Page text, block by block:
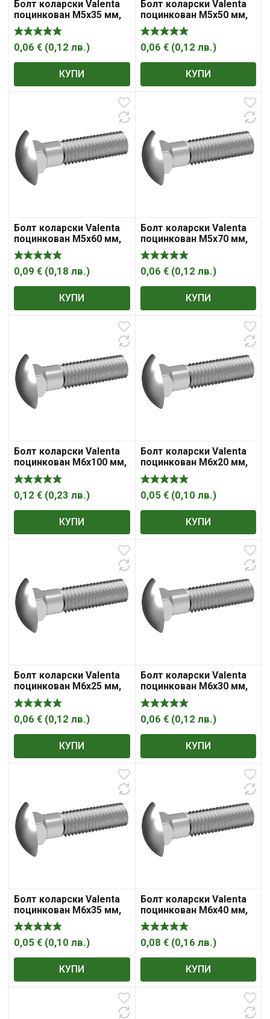
Болт коларски Valenta
поцинкован M5x35 мм,
4.8, 0.8 мм, DIN 603
0,06 € (0,12 лв.)
КУПИ
Болт коларски Valenta
поцинкован M5x50 мм,
4.8, 0.8 мм, DIN 603
0,06 € (0,12 лв.)
КУПИ
Болт коларски Valenta
поцинкован M5x60 мм,
4.8, 0.8 мм, DIN 603
0,09 € (0,18 лв.)
КУПИ
Болт коларски Valenta
поцинкован M5x70 мм,
4.8, 0.8 мм, DIN 603
0,06 € (0,12 лв.)
КУПИ
Болт коларски Valenta
поцинкован M6x100 мм,
4.8, 1 мм, DIN 603
0,12 € (0,23 лв.)
КУПИ
Болт коларски Valenta
поцинкован M6x20 мм,
4.8, 1 мм, DIN 603
0,05 € (0,10 лв.)
КУПИ
Болт коларски Valenta
поцинкован M6x25 мм,
4.8, 1 мм, DIN 603
0,06 € (0,12 лв.)
КУПИ
Болт коларски Valenta
поцинкован M6x30 мм,
4.8, 1 мм, DIN 603
0,06 € (0,12 лв.)
КУПИ
Болт коларски Valenta
поцинкован M6x35 мм,
4.8, 1 мм, DIN 603
0,05 € (0,10 лв.)
КУПИ
Болт коларски Valenta
поцинкован M6x40 мм,
4.8, 1 мм, DIN 603
0,08 € (0,16 лв.)
КУПИ